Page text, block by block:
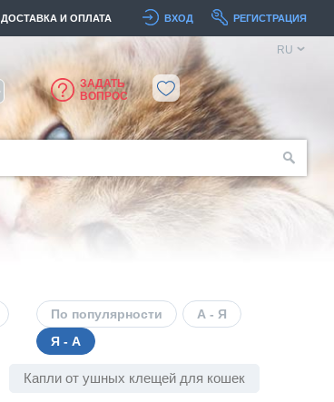
ДОСТАВКА И ОПЛАТА ВХОД РЕГИСТРАЦИЯ
ЗАДАТЬ
ВОПРОС
RU
По популярности
А - Я
Я - А
Капли от ушных клещей для кошек